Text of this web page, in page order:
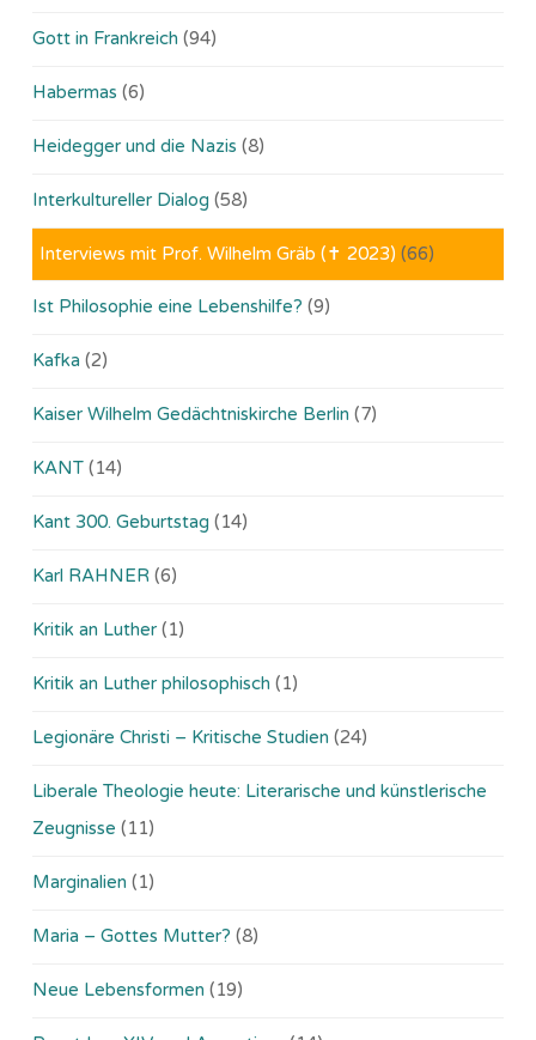
Gott in Frankreich (94)
Habermas (6)
Heidegger und die Nazis (8)
Interkultureller Dialog (58)
Interviews mit Prof. Wilhelm Gräb (✝ 2023) (66)
Ist Philosophie eine Lebenshilfe? (9)
Kafka (2)
Kaiser Wilhelm Gedächtniskirche Berlin (7)
KANT (14)
Kant 300. Geburtstag (14)
Karl RAHNER (6)
Kritik an Luther (1)
Kritik an Luther philosophisch (1)
Legionäre Christi – Kritische Studien (24)
Liberale Theologie heute: Literarische und künstlerische
Zeugnisse (11)
Marginalien (1)
Maria – Gottes Mutter? (8)
Neue Lebensformen (19)